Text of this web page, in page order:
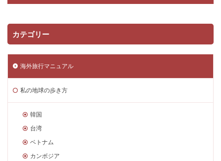
カテゴリー
海外旅行マニュアル
私の地球の歩き方
韓国
台湾
ベトナム
カンボジア